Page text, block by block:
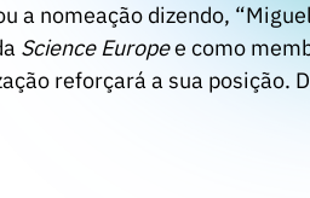
a nomeação dizendo,
Science Europee como
reforçará a sua posição.